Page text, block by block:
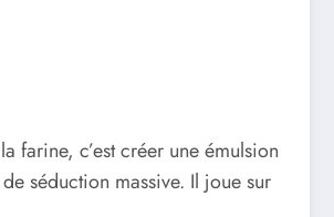
farine, c’est créer une émulsion
séduction massive. Il joue sur